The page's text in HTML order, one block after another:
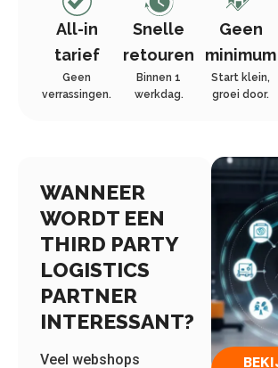
All-in
tarief
Geen
verrassingen.
Snelle
retouren
Binnen 1
werkdag.
Geen
minimum
Start klein,
groei door.
WANNEER
WORDT EEN
THIRD PARTY
LOGISTICS
PARTNER
INTERESSANT?
Veel webshops